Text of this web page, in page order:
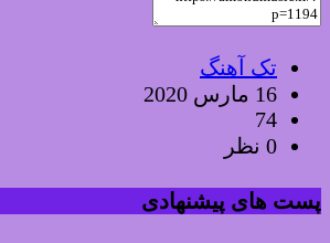
تک آهنگ
16 مارس 2020
74
0 نظر
پست های پیشنهادی